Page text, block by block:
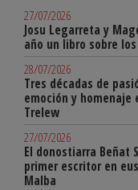
27/07/2026
Josu Legarreta y
año un libro sobre
28/07/2026
Tres décadas de
emoción y homenaje
Trelew
27/07/2026
El donostiarra Beñat
primer escritor en
Malba